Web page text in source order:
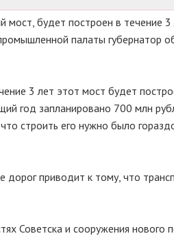
мост, будет построен в течение
палаты губернатор
3 лет этот мост будет
год запланировано 700 млн
строить его нужно было
дорог приводит к тому, что
Советска и сооружения нового